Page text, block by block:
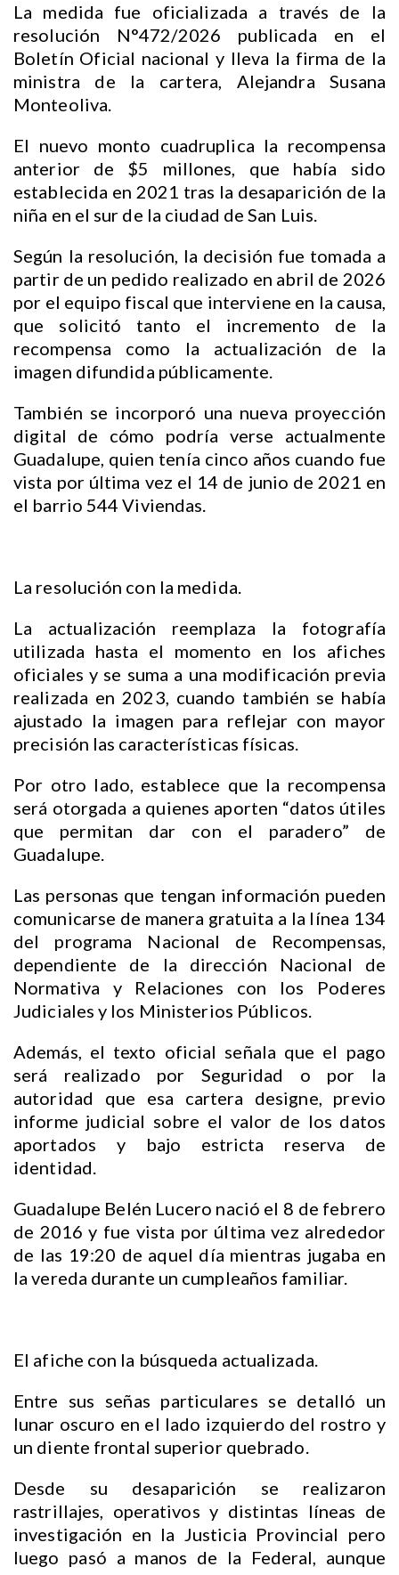
La medida fue oficializada a través de la
resolución N°472/2026 publicada en el
Boletín Oficial nacional y lleva la firma de la
ministra de la cartera, Alejandra Susana
Monteoliva.
El nuevo monto cuadruplica la recompensa
anterior de $5 millones, que había sido
establecida en 2021 tras la desaparición de la
niña en el sur de la ciudad de San Luis.
Según la resolución, la decisión fue tomada a
partir de un pedido realizado en abril de 2026
por el equipo fiscal que interviene en la causa,
que solicitó tanto el incremento de la
recompensa como la actualización de la
imagen difundida públicamente.
También se incorporó una nueva proyección
digital de cómo podría verse actualmente
Guadalupe, quien tenía cinco años cuando fue
vista por última vez el 14 de junio de 2021 en
el barrio 544 Viviendas.
La resolución con la medida.
La actualización reemplaza la fotografía
utilizada hasta el momento en los afiches
oficiales y se suma a una modificación previa
realizada en 2023, cuando también se había
ajustado la imagen para reflejar con mayor
precisión las características físicas.
Por otro lado, establece que la recompensa
será otorgada a quienes aporten “datos útiles
que permitan dar con el paradero” de
Guadalupe.
Las personas que tengan información pueden
comunicarse de manera gratuita a la línea 134
del programa Nacional de Recompensas,
dependiente de la dirección Nacional de
Normativa y Relaciones con los Poderes
Judiciales y los Ministerios Públicos.
Además, el texto oficial señala que el pago
será realizado por Seguridad o por la
autoridad que esa cartera designe, previo
informe judicial sobre el valor de los datos
aportados y bajo estricta reserva de
identidad.
Guadalupe Belén Lucero nació el 8 de febrero
de 2016 y fue vista por última vez alrededor
de las 19:20 de aquel día mientras jugaba en
la vereda durante un cumpleaños familiar.
El afiche con la búsqueda actualizada.
Entre sus señas particulares se detalló un
lunar oscuro en el lado izquierdo del rostro y
un diente frontal superior quebrado.
Desde su desaparición se realizaron
rastrillajes, operativos y distintas líneas de
investigación en la Justicia Provincial pero
luego pasó a manos de la Federal, aunque